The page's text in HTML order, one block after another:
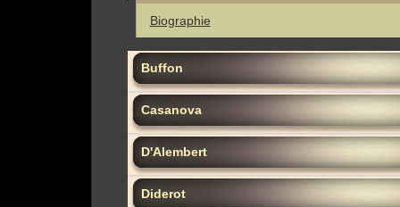
Biographie
Buffon
Casanova
D'Alembert
Diderot